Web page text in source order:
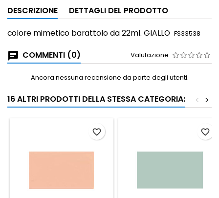
DESCRIZIONE DETTAGLI DEL PRODOTTO
colore mimetico barattolo da 22ml. GIALLO FS33538
COMMENTI (0) Valutazione
Ancora nessuna recensione da parte degli utenti.
16 ALTRI PRODOTTI DELLA STESSA CATEGORIA: >
<
favorite_border favorite_border